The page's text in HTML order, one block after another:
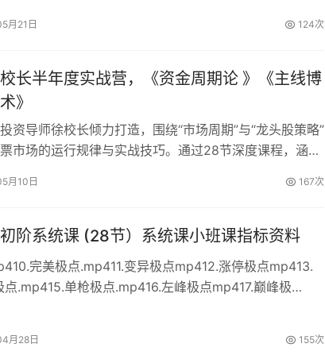
月21日 124次
长半年度实战营，《资金周期论 》《主线博
》
资导师徐校长倾力打造，围绕“市场周期”与“龙头股策略”
市场的运行规律与实战技巧。通过28节深度课程，涵盖
易思维，掌握穿越市场波动的实战能力。核心模块与亮
月10日 167次
阶系统课 (28节）系统课小班课指标资料
完美极点.mp411.变异极点mp412.涨停极点mp413.
.mp415.单枪极点.mp416.左峰极点mp417.巅峰极
月28日 155次